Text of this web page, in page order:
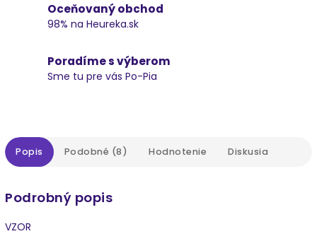
Oceňovaný obchod
98% na Heureka.sk
Poradíme s výberom
Sme tu pre vás Po-Pia
Popis Podobné (8) Hodnotenie Diskusia
Podrobný popis
VZOR